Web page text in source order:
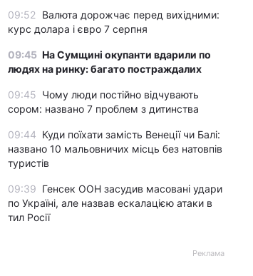
09:52
Валюта дорожчає перед вихідними:
курс долара і євро 7 серпня
09:45 На Сумщині окупанти вдарили по
людях на ринку: багато постраждалих
09:45 Чому люди постійно відчувають
сором: названо 7 проблем з дитинства
09:44 Куди поїхати замість Венеції чи Балі:
названо 10 мальовничих місць без натовпів
туристів
09:39 Генсек ООН засудив масовані удари
по Україні, але назвав ескалацією атаки в
тил Росії
Реклама